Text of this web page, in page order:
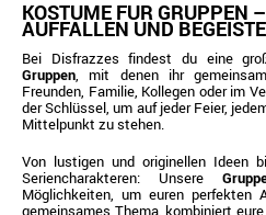
KOSTÜME FÜR GRUPPEN
AUFFALLEN UND
Bei Disfrazzes findest du eine
Gruppen, mit denen ihr
Freunden, Familie, Kollegen oder im
der Schlüssel, um auf jeder Feier,
Mittelpunkt zu stehen.
Von lustigen und originellen Ideen
Seriencharakteren: Unsere
Möglichkeiten, um euren
gemeinsames Thema, kombiniert